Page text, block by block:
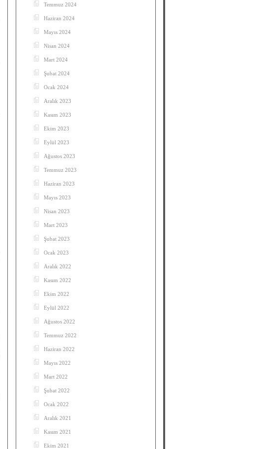
Temmuz 2024
Haziran 2024
Mayıs 2024
Nisan 2024
Mart 2024
Şubat 2024
Ocak 2024
Aralık 2023
Kasım 2023
Ekim 2023
Eylül 2023
Ağustos 2023
Temmuz 2023
Haziran 2023
Mayıs 2023
Nisan 2023
Mart 2023
Şubat 2023
Ocak 2023
Aralık 2022
Kasım 2022
Ekim 2022
Eylül 2022
Ağustos 2022
Temmuz 2022
Haziran 2022
Mayıs 2022
Mart 2022
Şubat 2022
Ocak 2022
Aralık 2021
Kasım 2021
Ekim 2021